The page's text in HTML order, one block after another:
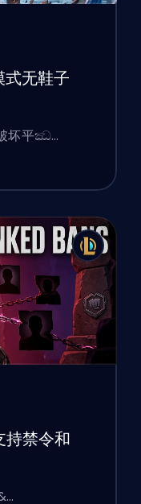
无鞋子
坏平ඣ…
持禁令和